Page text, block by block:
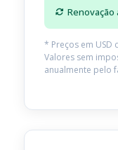
Renovação
* Preços em USD
Valores sem
anualmente pelo